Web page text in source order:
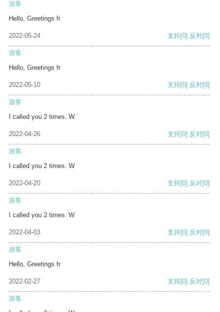
游客
Hello, Greetings fr
2022-05-24 支持[0] 反对[0]
游客
Hello, Greetings fr
2022-05-10 支持[0] 反对[0]
游客
I called you 2 times. W
2022-04-26 支持[0] 反对[0]
游客
I called you 2 times. W
2022-04-20 支持[0] 反对[0]
游客
I called you 2 times. W
2022-04-03 支持[0] 反对[0]
游客
Hello, Greetings fr
2022-02-27 支持[0] 反对[0]
游客